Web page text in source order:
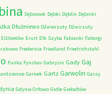
Dębionek Dębki Dęblin Dębniki
Dłużniewo Dźwierzuty Dźwirzuty
Elżbietów Erurt Ełk Szyba Fabianki Faborgi
Fredericia Friedland Friedrichstahl
Funka Fynshav Gabrysin Gady Gaj
Garnek Gartz Garwolin Gassy
Gdynia Orłowo Gidle Giebałtów